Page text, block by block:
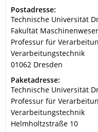
Adresse
Postadresse:
Technische Universität
Fakultät
Professur für
Verarbeitungstechnik
01062 Dresden
Adresse
Paketadresse:
Technische Universität
Professur für
Verarbeitungstechnik
Helmholtzstraße 10